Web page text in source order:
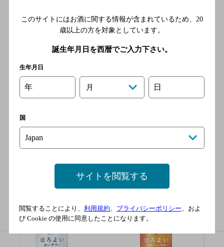
純アルコール量(g) = 容量(ml) × アルコール分(％)/100 × 0.8
チューハイ・カクテルの栄養成分一覧
このサイトにはお酒に関する情報が含まれているため、 20
歳以上の方を対象としています。
誕生年月日を西暦でご入力下さい。
生年月日
年 月 日
国
サイトを閲覧する
閲覧することにより、 利用規約 プライバシーポリシー 、およ
び Cookie の使用に同意したことになります。